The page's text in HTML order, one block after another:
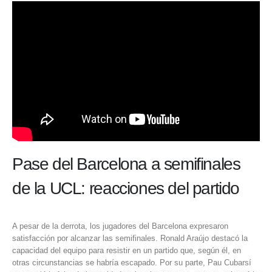
Pase del Barcelona a semifinales
de la UCL: reacciones del partido
A pesar de la derrota, los jugadores del Barcelona expresaron
satisfacción por alcanzar las semifinales. Ronald Araújo destacó la
capacidad del equipo para resistir en un partido que, según él, en
otras circunstancias se habría escapado. Por su parte, Pau Cubarsí